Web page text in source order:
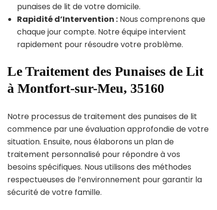
punaises de lit de votre domicile.
Rapidité d’Intervention : Nous comprenons que
chaque jour compte. Notre équipe intervient
rapidement pour résoudre votre problème.
Le Traitement des Punaises de Lit
à Montfort-sur-Meu, 35160
Notre processus de traitement des punaises de lit
commence par une évaluation approfondie de votre
situation. Ensuite, nous élaborons un plan de
traitement personnalisé pour répondre à vos
besoins spécifiques. Nous utilisons des méthodes
respectueuses de l’environnement pour garantir la
sécurité de votre famille.